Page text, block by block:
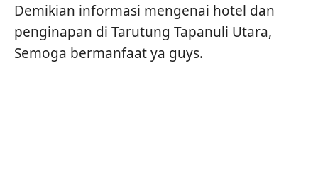
Demikian informasi mengenai hotel dan
penginapan di Tarutung Tapanuli Utara,
Semoga bermanfaat ya guys.